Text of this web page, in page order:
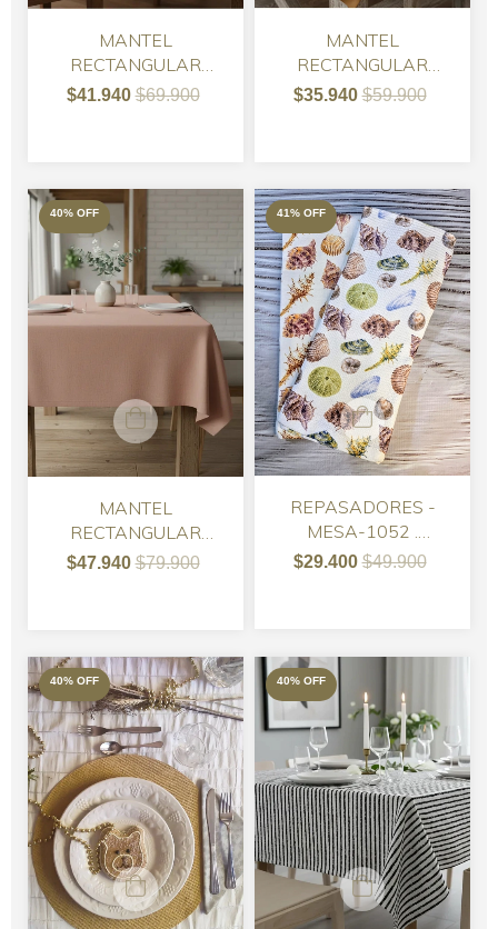
MANTEL
RECTANGULAR
TUSOR VISON
$41.940$69.900
MANTEL
RECTANGULAR
TUSOR AVELLANA
$35.940$59.900
40% OFF
MANTEL
RECTANGULAR
TUSOR ROSA VIEJO
$47.940$79.900
41% OFF
REPASADORES -
MESA-1052 .
IMPORTADO -
$29.400$49.900
40% OFF 40% OFF